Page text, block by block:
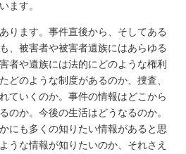
ます。
ります。事件直後から、そしてある
、被害者や被害者遺族にはあらゆる
者や遺族には法的にどのような権利
どのような制度があるのか、捜査、
ていくのか。事件の情報はどこから
のか。今後の生活はどうなるのか。
にも多くの知りたい情報があると思
うな情報が知りたいのか、それさえ